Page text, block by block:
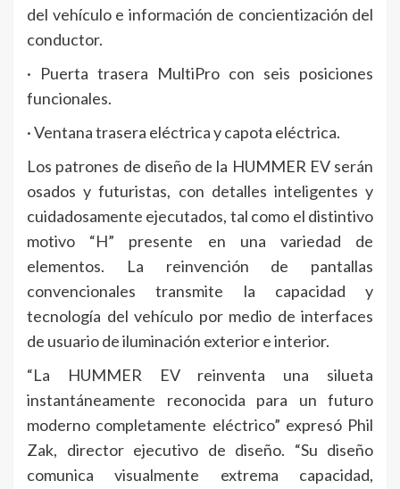
del vehículo e información de concientización del
conductor.
· Puerta trasera MultiPro con seis posiciones
funcionales.
· Ventana trasera eléctrica y capota eléctrica.
Los patrones de diseño de la HUMMER EV serán
osados y futuristas, con detalles inteligentes y
cuidadosamente ejecutados, tal como el distintivo
motivo “H” presente en una variedad de
elementos. La reinvención de pantallas
convencionales transmite la capacidad y
tecnología del vehículo por medio de interfaces
de usuario de iluminación exterior e interior.
“La HUMMER EV reinventa una silueta
instantáneamente reconocida para un futuro
moderno completamente eléctrico” expresó Phil
Zak, director ejecutivo de diseño. “Su diseño
comunica visualmente extrema capacidad,